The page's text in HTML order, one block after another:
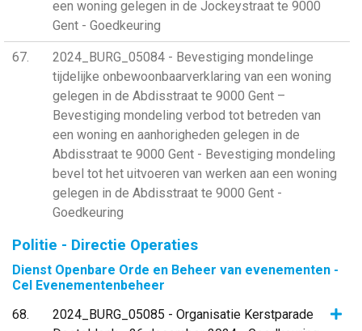
een woning gelegen in de Jockeystraat te 9000
Gent - Goedkeuring
67
2024_BURG_05084 - Bevestiging mondelinge
tijdelijke onbewoonbaarverklaring van een woning
gelegen in de Abdisstraat te 9000 Gent –
Bevestiging mondeling verbod tot betreden van
een woning en aanhorigheden gelegen in de
Abdisstraat te 9000 Gent - Bevestiging mondeling
bevel tot het uitvoeren van werken aan een woning
gelegen in de Abdisstraat te 9000 Gent -
Goedkeuring
Politie - Directie Operaties
Dienst Openbare Orde en Beheer van evenementen -
Cel Evenementenbeheer
68
2024_BURG_05085 - Organisatie Kerstparade